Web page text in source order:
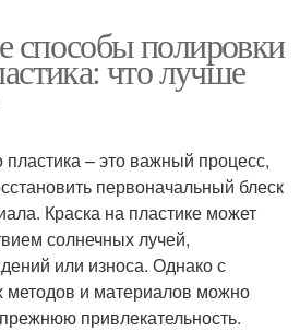
полировки
что лучше
– это важный процесс,
первоначальный блеск
Краска на пластике может
солнечных лучей,
или износа. Однако с
и материалов можно
привлекательность.